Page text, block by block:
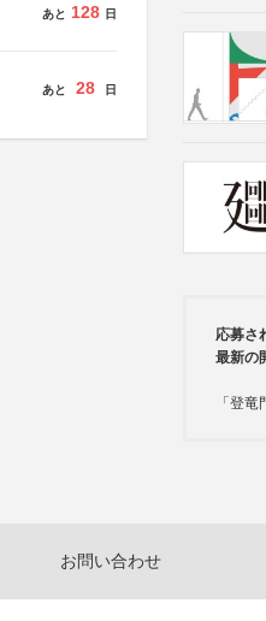
あと 128 日
あと 28 日
応募さ
最新の
「登
お問い合わせ